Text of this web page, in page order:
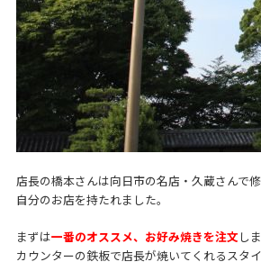
店長の橋本さんは向日市の名店・久蔵さんで
自分のお店を持たれました。
まずは一番のオススメ、お好み焼きを注文しま
カウンターの鉄板で店長が焼いてくれるスタイ